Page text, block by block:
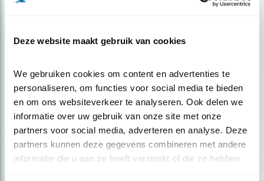
Deze website maakt gebruik van cookies
We gebruiken cookies om content en advertenties te
personaliseren, om functies voor social media te bieden
en om ons websiteverkeer te analyseren. Ook delen we
informatie over uw gebruik van onze site met onze
partners voor social media, adverteren en analyse. Deze
partners kunnen deze gegevens combineren met andere
informatie die u aan ze heeft verstrekt of die ze hebben
over vogels en activiteiten van Vogelbescherming.